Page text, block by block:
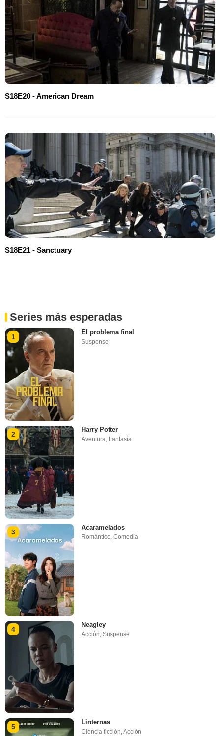
S18E20 - American Dream
S18E21 - Sanctuary
Series más esperadas
1
El problema final
Suspense
2
Harry Potter
Aventura, Fantasía
3
Acaramelados
Romántico ,Comedia
4
Neagley
Acción,Suspense
5
Linternas
Ciencia ficción,Acción